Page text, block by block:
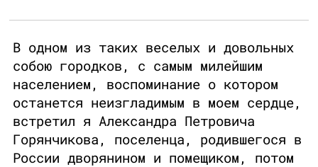
В одном из таких веселых и довольных
собою городков, с самым милейшим
населением, воспоминание о котором
останется неизгладимым в моем сердце,
встретил я Александра Петровича
Горянчикова, поселенца, родившегося в
России дворянином и помещиком, потом